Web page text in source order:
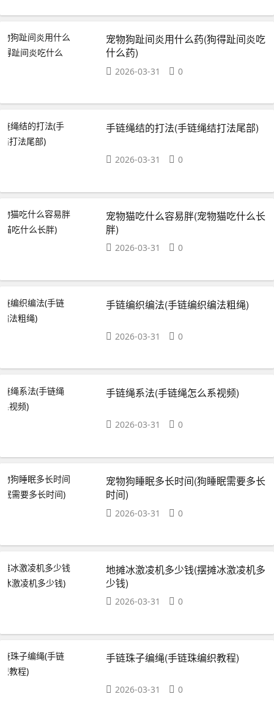
宠物狗趾间炎用什么药(狗得趾间炎吃
什么药)
2026-03-31 0
手链绳结的打法(手链绳结打法尾部)
2026-03-31 0
宠物猫吃什么容易胖(宠物猫吃什么长
胖)
2026-03-31 0
手链编织编法(手链编织编法粗绳)
2026-03-31 0
手链绳系法(手链绳怎么系视频)
2026-03-31 0
宠物狗睡眠多长时间(狗睡眠需要多长
时间)
2026-03-31 0
地摊冰激凌机多少钱(摆摊冰激凌机多
少钱)
2026-03-31 0
手链珠子编绳(手链珠编织教程)
2026-03-31 0